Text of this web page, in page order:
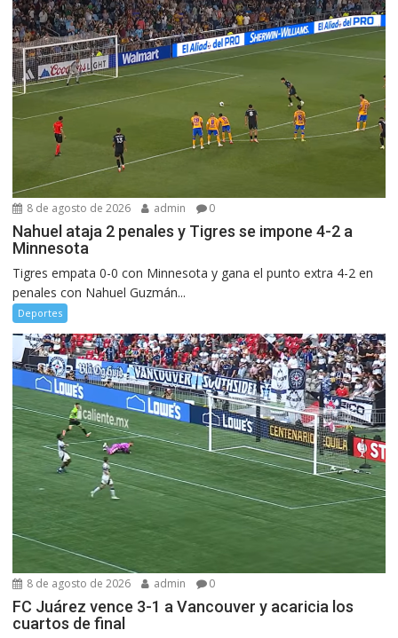
8 de agosto de 2026 admin 0
Nahuel ataja 2 penales y Tigres se impone 4-2 a
Minnesota
Tigres empata 0-0 con Minnesota y gana el punto extra 4-2 en
penales con Nahuel Guzmán...
Deportes
8 de agosto de 2026 admin 0
FC Juárez vence 3-1 a Vancouver y acaricia los
cuartos de final